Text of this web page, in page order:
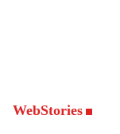
WebStories